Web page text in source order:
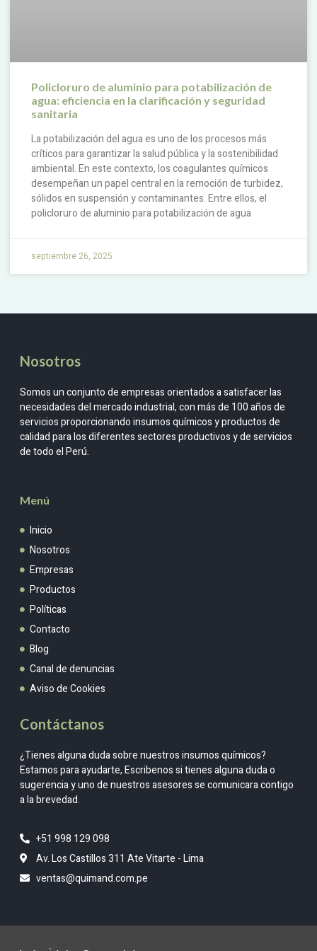
Policloruro de aluminio para potabilización de
agua: eficiencia en la clarificación y seguridad
sanitaria
La potabilización del agua es uno de los procesos más
críticos para garantizar la salud pública y la sostenibilidad
ambiental. En este contexto, los coagulantes químicos
desempeñan un papel central en la remoción de turbidez,
sólidos en suspensión y contaminantes. Entre ellos, el
policloruro de aluminio para potabilización de agua
septiembre 26, 2025
Nosotros
Somos un conjunto de empresas orientados a satisfacer las
necesidades del mercado industrial, con más de 100 años de
servicios proporcionando insumos químicos y productos de
calidad para los diferentes sectores productivos y de servicios
de todo el Perú.
Menú
Inicio
Nosotros
Empresas
Productos
Políticas
Contacto
Blog
Canal de denuncias
Aviso de Cookies
Contáctanos
¿Tienes alguna duda sobre nuestros insumos químicos?
Estamos para ayudarte, Escribenos si tienes alguna duda o
sugerencia y uno de nuestros asesores se comunicara contigo
a la brevedad.
+51 998 129 098
Av. Los Castillos 311 Ate Vitarte - Lima
ventas@quimand.com.pe